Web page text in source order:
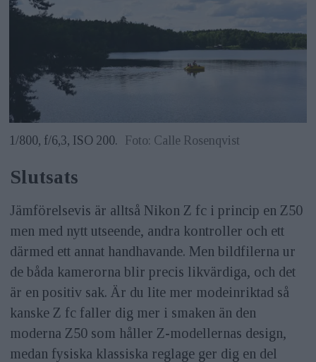
1/800, f/6,3, ISO 200. Foto: Calle Rosenqvist
Slutsats
Jämförelsevis är alltså Nikon Z fc i princip en Z50
men med nytt utseende, andra kontroller och ett
därmed ett annat handhavande. Men bildfilerna ur
de båda kamerorna blir precis likvärdiga, och det
är en positiv sak. Är du lite mer modeinriktad så
kanske Z fc faller dig mer i smaken än den
moderna Z50 som håller Z-modellernas design,
medan fysiska klassiska reglage ger dig en del